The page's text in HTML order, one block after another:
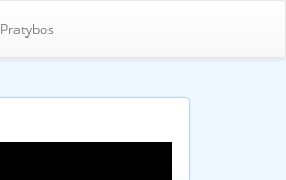
Pratybos